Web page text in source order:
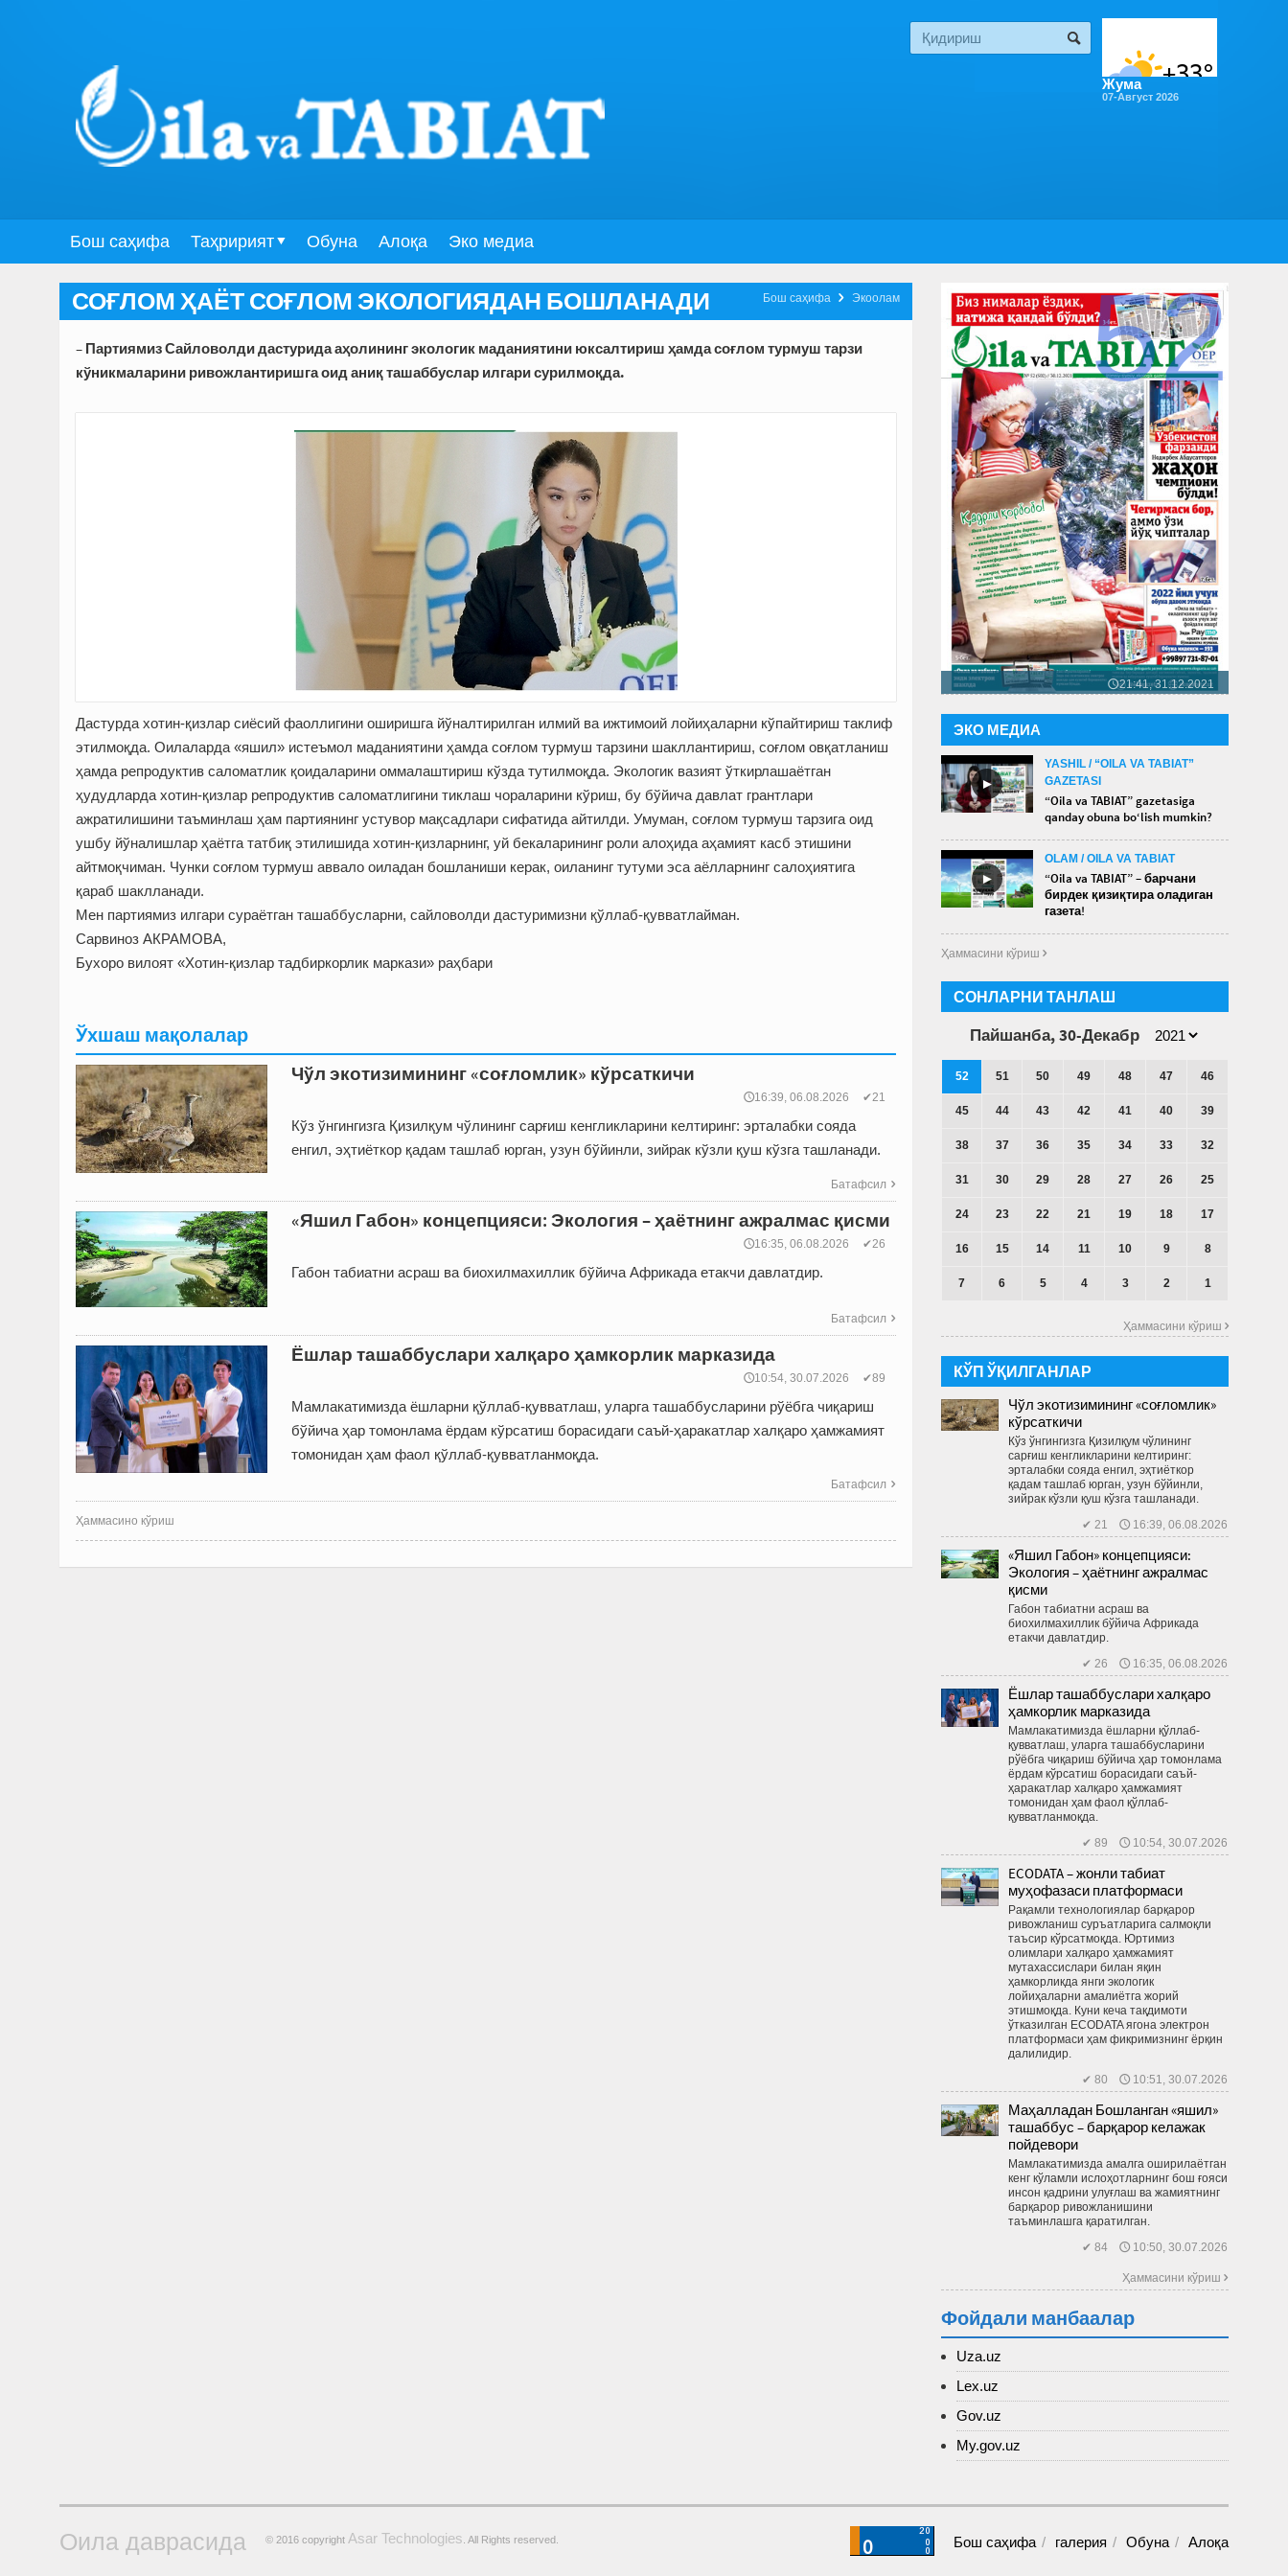
Жума
07-Август 2026
Бош саҳифа Таҳририят Обуна Алоқа Эко медиа
Экоолам

Бош саҳифа
СОҒЛОМ ҲАЁТ СОҒЛОМ ЭКОЛОГИЯДАН БОШЛАНАДИ
– Партиямиз Сайловолди дастурида аҳолининг экологик маданиятини юксалтириш ҳамда соғлом турмуш тарзи
кўникмаларини ривожлантиришга оид аниқ ташаббуслар илгари сурилмоқда.
Дастурда хотин-қизлар сиёсий фаоллигини оширишга йўналтирилган илмий ва ижтимоий лойиҳаларни кўпайтириш таклиф
этилмоқда. Оилаларда «яшил» истеъмол маданиятини ҳамда соғлом турмуш тарзини шакллантириш, соғлом овқатланиш
ҳамда репродуктив саломатлик қоидаларини оммалаштириш кўзда тутилмоқда. Экологик вазият ўткирлашаётган
ҳудудларда хотин-қизлар репродуктив саломатлигини тиклаш чораларини кўриш, бу бўйича давлат грантлари
ажратилишини таъминлаш ҳам партиянинг устувор мақсадлари сифатида айтилди. Умуман, соғлом турмуш тарзига оид
ушбу йўналишлар ҳаётга татбиқ этилишида хотин-қизларнинг, уй бекаларининг роли алоҳида аҳамият касб этишини
айтмоқчиман. Чунки соғлом турмуш аввало оиладан бошланиши керак, оиланинг тутуми эса аёлларнинг салоҳиятига
қараб шаклланади.
Мен партиямиз илгари сураётган ташаббусларни, сайловолди дастуримизни қўллаб-қувватлайман.
Сарвиноз АКРАМОВА,
Бухоро вилоят «Хотин-қизлар тадбиркорлик маркази» раҳбари
Ўхшаш мақолалар
Чўл экотизимининг «соғломлик» кўрсаткичи
🕔16:39, 06.08.2026 ✔21
Кўз ўнгингизга Қизилқум чўлининг сарғиш кенгликларини келтиринг: эрталабки сояда
енгил, эҳтиёткор қадам ташлаб юрган, узун бўйинли, зийрак кўзли қуш кўзга ташланади.
Батафсил 
«Яшил Габон» концепцияси: Экология – ҳаётнинг ажралмас қисми
🕔16:35, 06.08.2026 ✔26
Габон табиатни асраш ва биохилмахиллик бўйича Африкада етакчи давлатдир.
Батафсил 
Ёшлар ташаббуслари халқаро ҳамкорлик марказида
🕔10:54, 30.07.2026 ✔89
Мамлакатимизда ёшларни қўллаб-қувватлаш, уларга ташаб­бусларини рўёбга чиқариш
бўйича ҳар томонлама ёрдам кўрсатиш борасидаги саъй-ҳаракатлар халқаро ҳамжамият
томонидан ҳам фаол қўллаб-қувватланмоқда.
Батафсил 
Ҳаммасино кўриш
🕔21:41, 31.12.2021
52
ЭКО МЕДИА
►
YASHIL / “OILA VA TABIAT”
GAZETASI
“Oila va TABIAT” gazetasiga
qanday obuna bo‘lish mumkin?
►
OLAM / OILA VA TABIAT
“Oila va TABIAT” – барчани
бирдек қизиқтира оладиган
газета!
Ҳаммасини кўриш 
СОНЛАРНИ ТАНЛАШ
Пайшанба, 30-Декабр
52 51 50 49 48 47 46
45 44 43 42 41 40 39
38 37 36 35 34 33 32
31 30 29 28 27 26 25
24 23 22 21 19 18 17
16 15 14 11 10 9 8
7 6 5 4 3 2 1
Ҳаммасини кўриш 
КЎП ЎҚИЛГАНЛАР
Чўл экотизимининг «соғломлик»
кўрсаткичи
Кўз ўнгингизга Қизилқум чўлининг
сарғиш кенгликларини келтиринг:
эрталабки сояда енгил, эҳтиёткор
қадам ташлаб юрган, узун бўйинли,
зийрак кўзли қуш кўзга ташланади.
✔ 21 🕔 16:39, 06.08.2026
«Яшил Габон» концепцияси:
Экология – ҳаётнинг ажралмас
қисми
Габон табиатни асраш ва
биохилмахиллик бўйича Африкада
етакчи давлатдир.
✔ 26 🕔 16:35, 06.08.2026
Ёшлар ташаббуслари халқаро
ҳамкорлик марказида
Мамлакатимизда ёшларни қўллаб-
қувватлаш, уларга ташаб­бусларини
рўёбга чиқариш бўйича ҳар томонлама
ёрдам кўрсатиш борасидаги саъй-
ҳаракатлар халқаро ҳамжамият
томонидан ҳам фаол қўллаб-
қувватланмоқда.
✔ 89 🕔 10:54, 30.07.2026
ECODATA – жонли табиат
муҳофазаси платформаси
Рақамли технологиялар барқарор
ривожланиш суръатларига салмоқли
таъсир кўрсатмоқда. Юртимиз
олимлари халқаро ҳамжамият
мутахассислари билан яқин
ҳамкорликда янги экологик
лойиҳаларни амалиётга жорий
этишмоқда. Куни кеча тақдимоти
ўтказилган ECODATA ягона электрон
платформаси ҳам фикримизнинг ёрқин
далилидир.
✔ 80 🕔 10:51, 30.07.2026
Маҳалладан Бошланган «яшил»
ташаббус – барқарор келажак
пойдевори
Мамлакатимизда амалга оширилаётган
кенг кўламли ислоҳотларнинг бош ғояси
инсон қадрини улуғлаш ва жамиятнинг
барқарор ривожланишини
таъминлашга қаратилган.
✔ 84 🕔 10:50, 30.07.2026
Ҳаммасини кўриш 
Фойдали манбаалар
Uza.uz
Lex.uz
Gov.uz
My.gov.uz
Бош саҳифа галерия Обуна Алоқа
Оила даврасида © 2016 copyright Asar Technologies . All Rights reserved.